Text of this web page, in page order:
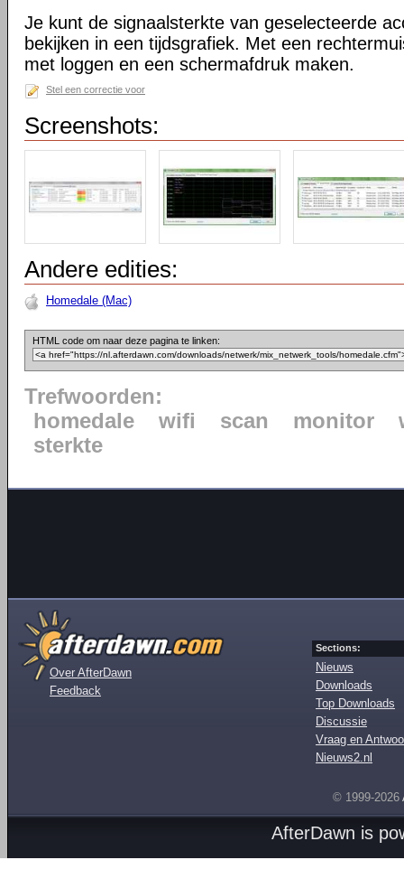
Je kunt de signaalsterkte van geselecteerde
bekijken in een tijdsgrafiek. Met een
met loggen en een schermafdruk maken.
Stel een correctie voor
Screenshots:
Andere edities:
Homedale (Mac)
HTML code om naar deze pagina te linken:
Trefwoorden:
homedale
wifi scan monitor
sterkte
Over AfterDawn
Feedback
Sections:
Nieuws
Downloads
Top Downloads
Discussie
Vraag en
Nieuws2.nl
© 1999-2026
AfterDawn is